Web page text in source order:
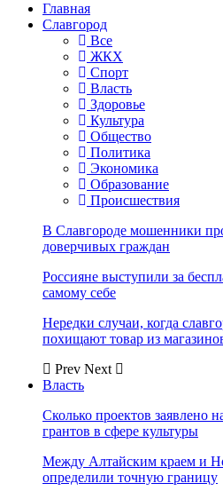
Главная
Славгород
Все
ЖКХ
Спорт
Власть
Здоровье
Культура
Общество
Политика
Экономика
Образование
Происшествия
В Славгороде мошенники
доверчивых граждан
Россияне выступили за
самому себе
Нередки случаи, когда
похищают товар из
Prev Next
Власть
Сколько проектов заявлено
грантов в сфере культуры
Между Алтайским краем и
определили точную границу